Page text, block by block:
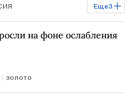
Еще3
электронный кошелек
на фоне ослабления
золото